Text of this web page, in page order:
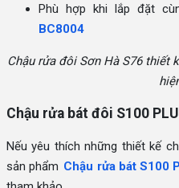
Phù hợp khi lắp đặt
BC8004
Chậu rửa đôi Sơn Hà S76 thiết
Chậu rửa bát đôi S100
Nếu yêu thích những thiết kế
sản phẩm Chậu rửa bát S100